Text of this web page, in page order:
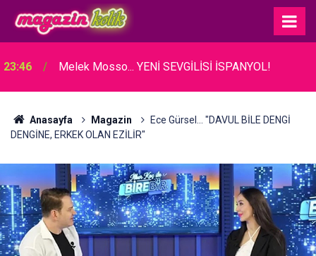
23:46 Melek Mosso... YENİ SEVGİLİSİ İSPANYOL!
Anasayfa Magazin
Ece Gürsel... "DAVUL BİLE DENGİ
DENGİNE, ERKEK OLAN EZİLİR"